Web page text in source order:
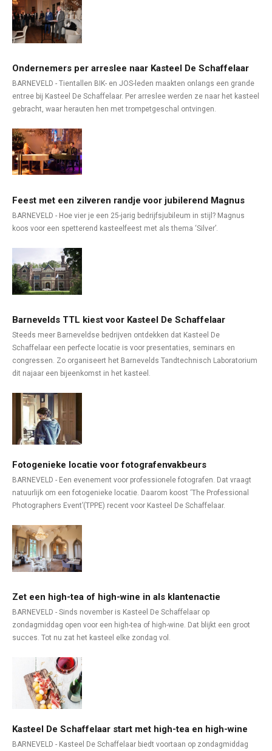
Ondernemers per arreslee naar Kasteel De Schaffelaar
BARNEVELD - Tientallen BIK- en JOS-leden maakten onlangs een grande
entree bij Kasteel De Schaffelaar. Per arreslee werden ze naar het kasteel
gebracht, waar herauten hen met trompetgeschal ontvingen.
Feest met een zilveren randje voor jubilerend Magnus
BARNEVELD - Hoe vier je een 25-jarig bedrijfsjubileum in stijl? Magnus
koos voor een spetterend kasteelfeest met als thema ‘Silver’.
Barnevelds TTL kiest voor Kasteel De Schaffelaar
Steeds meer Barneveldse bedrijven ontdekken dat Kasteel De
Schaffelaar een perfecte locatie is voor presentaties, seminars en
congressen. Zo organiseert het Barnevelds Tandtechnisch Laboratorium
dit najaar een bijeenkomst in het kasteel.
Fotogenieke locatie voor fotografenvakbeurs
BARNEVELD - Een evenement voor professionele fotografen. Dat vraagt
natuurlijk om een fotogenieke locatie. Daarom koost ‘The Professional
Photographers Event’(TPPE) recent voor Kasteel De Schaffelaar.
Zet een high-tea of high-wine in als klantenactie
BARNEVELD - Sinds november is Kasteel De Schaffelaar op
zondagmiddag open voor een high-tea of high-wine. Dat blijkt een groot
succes. Tot nu zat het kasteel elke zondag vol.
Kasteel De Schaffelaar start met high-tea en high-wine
BARNEVELD - Kasteel De Schaffelaar biedt voortaan op zondagmiddag